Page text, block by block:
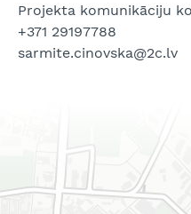
Projekta komunikāciju
+371 29197788
sarmite.cinovska@2c.lv